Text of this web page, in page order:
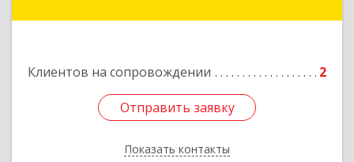
Клиентов на сопровождении 2
Отправить заявку
Показать контакты
Отправить заявку
Назад